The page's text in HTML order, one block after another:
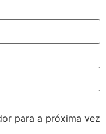
para a próxima vez